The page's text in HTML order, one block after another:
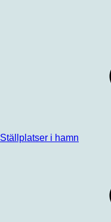
Ställplatser i hamn